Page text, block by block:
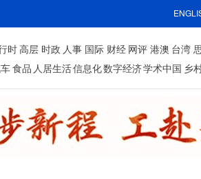
时 高层 时政 人事 国际 财经 网评 港澳 台湾
食品 人居生活信息化数字经济学术中国 乡